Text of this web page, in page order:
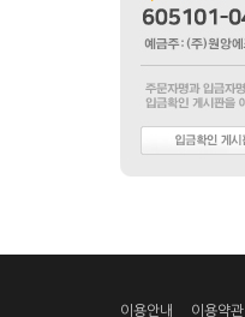
이용안내 이용약관